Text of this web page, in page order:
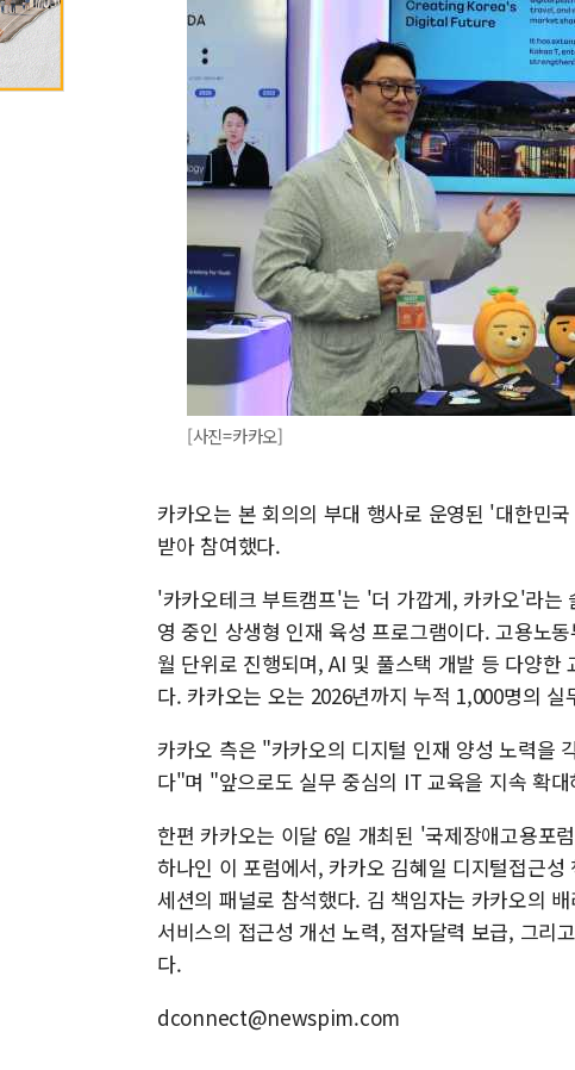
[사진=카카오]
카카오는 본 회의의 부대 행사로 운영된 '대한민
받아 참여했다.
'카카오테크 부트캠프'는 '더 가깝게, 카카오'라는
영 중인 상생형 인재 육성 프로그램이다. 고용노
월 단위로 진행되며, AI 및 풀스택 개발 등 다양
다. 카카오는 오는 2026년까지 누적 1,000명의
카카오 측은 "카카오의 디지털 인재 양성 노력을
다"며 "앞으로도 실무 중심의 IT 교육을 지속 확
한편 카카오는 이달 6일 개최된 '국제장애고용포
하나인 이 포럼에서, 카카오 김혜일 디지털접근
세션의 패널로 참석했다. 김 책임자는 카카오의
서비스의 접근성 개선 노력, 점자달력 보급, 그리
다.
dconnect@newspim.com